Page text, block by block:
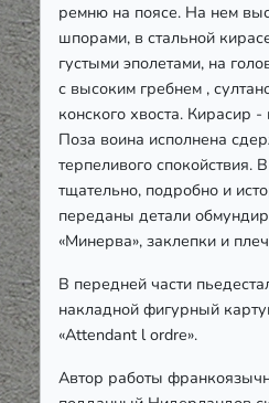
ремню на поясе. На нем
шпорами, в стальной
густыми эполетами, на
с высоким гребнем ,
конского хвоста. Кирасир
Поза воина исполнена
терпеливого спокойствия.
тщательно, подробно и
переданы детали
«Минерва», заклепки и
В передней части
накладной фигурный
«Attendant l ordre».
Автор работы